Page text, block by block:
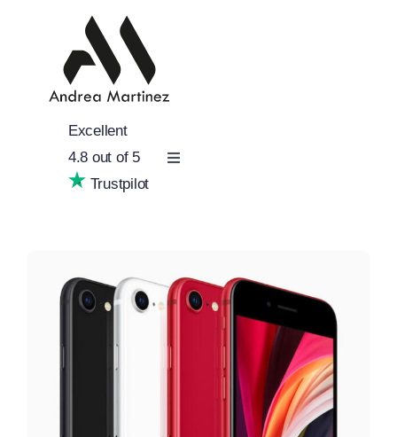
Excellent
4.8 out of 5
Trustpilot
Toggle
Servizi
Portfolio